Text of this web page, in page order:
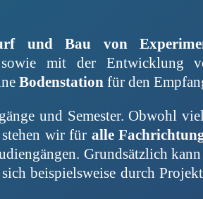
und Bau von
mit der Entwicklung
Bodenstation für den
und Semester. Obwohl
wir für alle
Grundsätzlich
beispielsweise durch